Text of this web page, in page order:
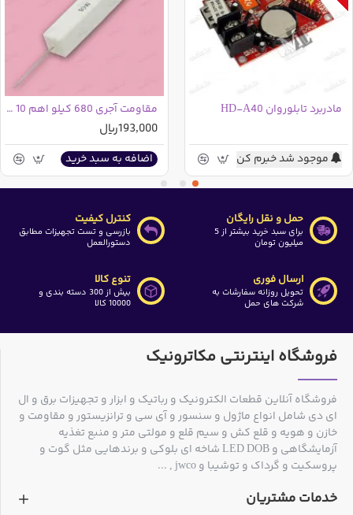
مادربرد تابلوروان HD-A40
موجود شد خبرم کن
مقاومت آجری 680 کیلو اهم 10 وات 5% | 680K
193,000ریال
اضافه به سبد خرید
حمل و نقل رایگان
برای سبد خرید بیشتر از 5
میلیون تومان
کنترل کیفیت
بازرسی و تست تجهیزات مطابق
دستورالعمل
ارسال فوری
تحویل روزانه سفارشات به
شرکت های حمل
تنوع کالا
بیش از 300 دسته بندی و
10000 کالا
فروشگاه اینترنتی مکاترونیک
فروشگاه آنلاین قطعات الکترونیک و رباتیک و ابزار و تجهیزات برق و ال
ای دی شامل انواع ماژول و سنسور و آی سی و ترانزیستور و مقاومت و
خازن و هویه و قلع کش و سیم قلع و مولتی متر و منبع تغذیه
آزمایشگاهی و LED DOB شاخه ای بلوکی و برندهایی مثل گوت و
پروسکیت و گرداک و توشیبا و jwco , ...
خدمات مشتریان